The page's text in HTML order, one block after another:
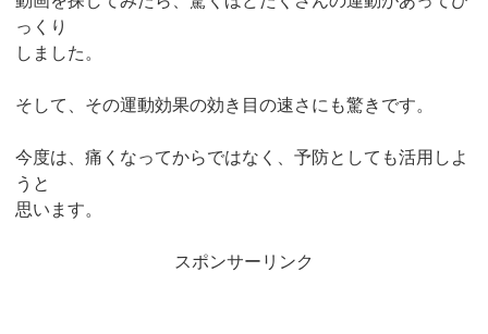
っくり
しました。
そして、その運動効果の効き目の速さにも驚きです。
今度は、痛くなってからではなく、予防としても活用しよ
うと
思います。
スポンサーリンク